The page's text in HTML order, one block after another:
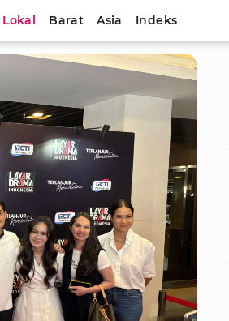
Lokal Barat Asia Indeks